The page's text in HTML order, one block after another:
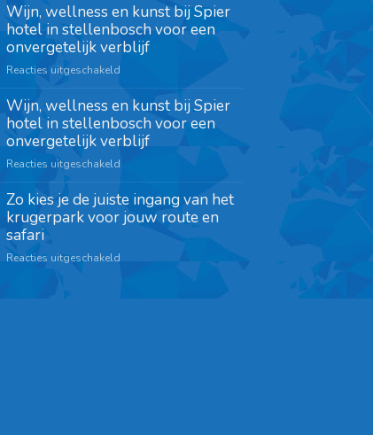
Wijn, wellness en kunst bij Spier
hotel in stellenbosch voor een
onvergetelijk verblijf
Reacties uitgeschakeld
Wijn, wellness en kunst bij Spier
hotel in stellenbosch voor een
onvergetelijk verblijf
Reacties uitgeschakeld
Zo kies je de juiste ingang van het
krugerpark voor jouw route en
safari
Reacties uitgeschakeld